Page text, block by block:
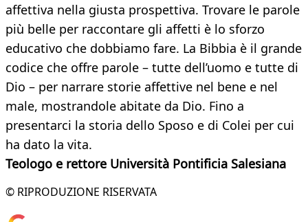
affettiva nella giusta prospettiva. Trovare le parole
più belle per raccontare gli affetti è lo sforzo
educativo che dobbiamo fare. La Bibbia è il grande
codice che offre parole – tutte dell’uomo e tutte di
Dio – per narrare storie affettive nel bene e nel
male, mostrandole abitate da Dio. Fino a
presentarci la storia dello Sposo e di Colei per cui
ha dato la vita.
Teologo e rettore Università Pontificia Salesiana
© RIPRODUZIONE RISERVATA